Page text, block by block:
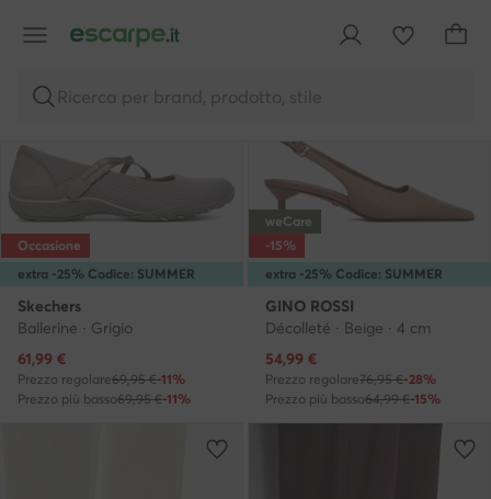
Ricerca per brand, prodotto, stile
extra -25% Codice: SUMMER
Occasione
Skechers
Ballerine · Grigio
Prezzo attuale
61,99 €
Prezzo regolare69,95 €-11%
Prezzo più basso69,95 €-11%
extra -25% Codice: SUMMER
weCare
-15%
GINO ROSSI
Décolleté · Beige · 4 cm
Prezzo attuale
54,99 €
Prezzo regolare76,95 €-28%
Prezzo più basso64,99 €-15%